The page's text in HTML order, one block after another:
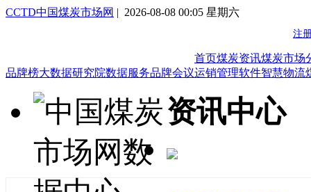
CCTD中国煤炭市场网 | 2026-08-08 00:05 星期六
首页煤炭资讯煤炭市场
品牌榜大数据研究院数据服务品牌会议运销管理软件智慧物流
资讯中心